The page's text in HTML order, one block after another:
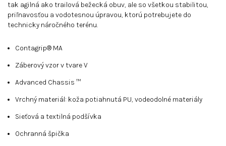
tak agilná ako trailová bežecká obuv, ale so všetkou stabilitou,
priľnavosťou a vodotesnou úpravou, ktorú potrebujete do
technicky náročného terénu.
Contagrip® MA
Záberový vzor v tvare V
Advanced Chassis ™
Vrchný materiál: koža potiahnutá PU, vodeodolné materiály
Sieťová a textilná podšívka
Ochranná špička